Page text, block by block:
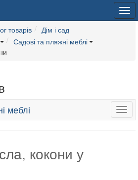
товарів
Дім і сад
Садові та пляжні меблі
меблі
кокони у